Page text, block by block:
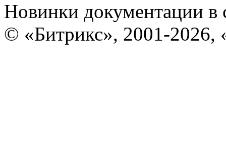
Новинки документации в
© «Битрикс», 2001-2026,